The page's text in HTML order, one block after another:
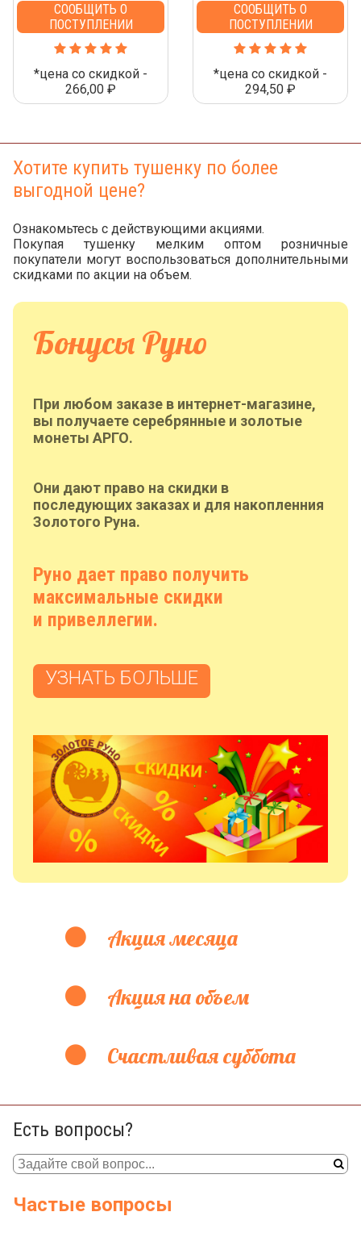
СООБЩИТЬ О
ПОСТУПЛЕНИИ
*цена со скидкой -
266,00 ₽
СООБЩИТЬ О
ПОСТУПЛЕНИИ
*цена со скидкой -
294,50 ₽
Хотите купить тушенку по более
выгодной цене?
Ознакомьтесь с действующими акциями.
Покупая тушенку мелким оптом розничные
покупатели могут воспользоваться дополнительными
скидками по акции на объем.
Бонусы Руно
При любом заказе в интернет-магазине,
вы получаете серебрянные и золотые
монеты АРГО.
Они дают право на скидки в
последующих заказах и для накопленния
Золотого Руна.
Руно дает право получить
максимальные скидки
и привеллегии.
УЗНАТЬ БОЛЬШЕ
Акция месяца
Акция на объем
Счастливая суббота
Есть вопросы?
Частые вопросы